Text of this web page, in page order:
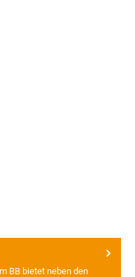
BB bietet neben den